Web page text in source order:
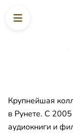
Крупнейшая
в Рунете. С
аудиокниги и